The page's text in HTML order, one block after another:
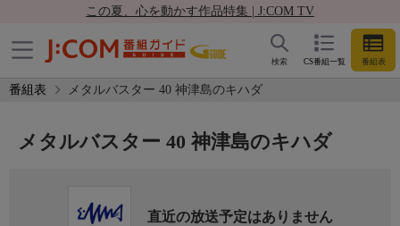
この夏、心を動かす作品特集 | J:COM TV
CS番組一覧 番組表
検索
番組表 メタルバスター 40 神津島のキハダ
メタルバスター 40 神津島のキハダ
直近の放送予定はありません